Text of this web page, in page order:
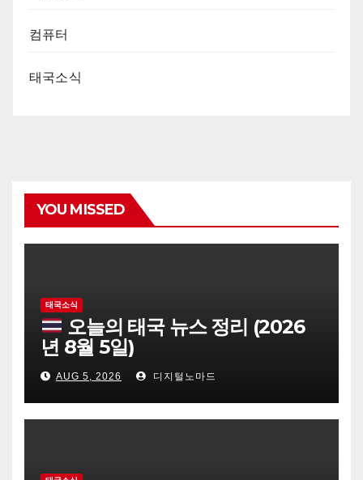
컴퓨터
태국소식
YOU MISSED
태국소식
오늘의 태국 뉴스 정리 (2026
년 8월 5일)
AUG 5, 2026 디지털노마드